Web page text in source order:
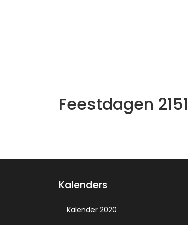
Feestdagen 2151
Kalenders
Kalender 2020